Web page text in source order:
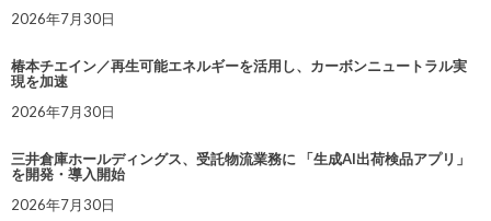
2026年7月30日
椿本チエイン／再生可能エネルギーを活用し、カーボンニュートラル実
現を加速
2026年7月30日
三井倉庫ホールディングス、受託物流業務に 「生成AI出荷検品アプリ」
を開発・導入開始
2026年7月30日